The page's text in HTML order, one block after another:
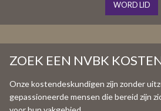
WORD LID
ZOEK EEN NVBK
Onze kostendeskundigen zijn zonder
gepassioneerde mensen die bereid zijn